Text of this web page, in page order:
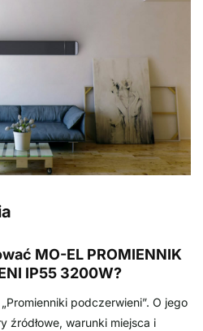
MO-EL PROMIENNIK
IP55 3200W?
podczerwieni”. O jego
źródłowe, warunki miejsca i